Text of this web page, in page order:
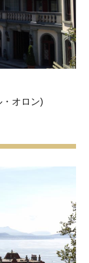
オロン)